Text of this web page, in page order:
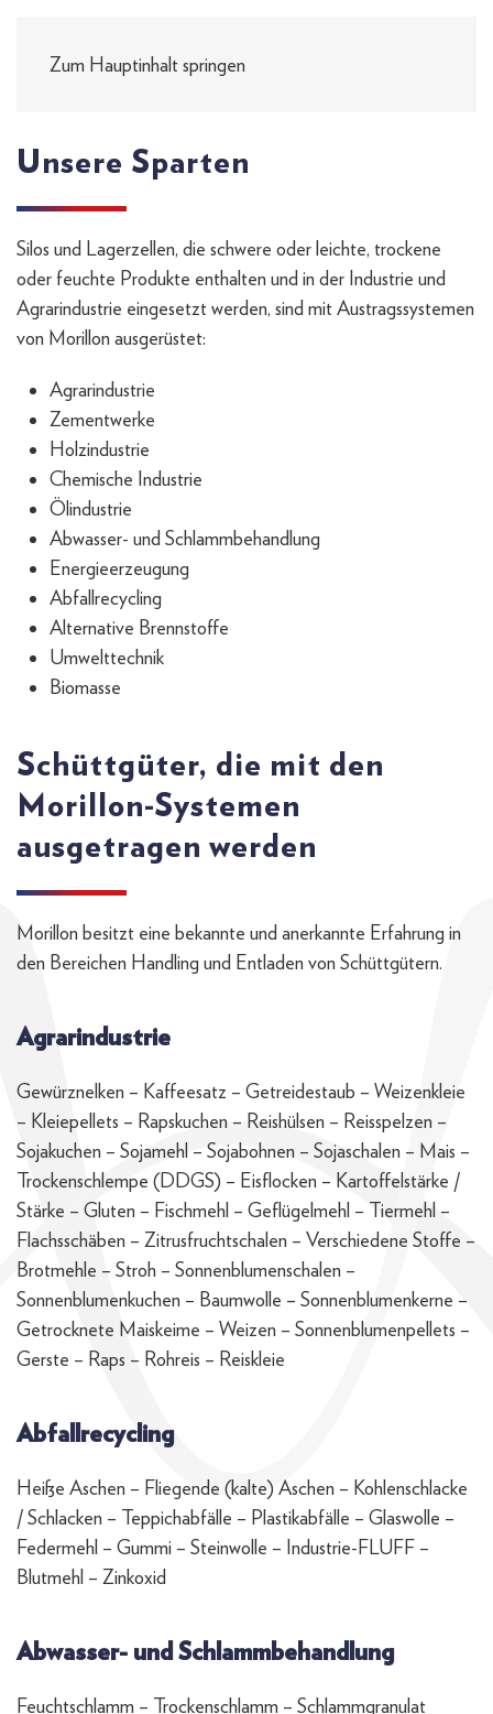
Zum Hauptinhalt springen
Unsere Sparten
Silos und Lagerzellen, die schwere oder leichte, trockene
oder feuchte Produkte enthalten und in der Industrie und
Agrarindustrie eingesetzt werden, sind mit Austragssystemen
von Morillon ausgerüstet:
Agrarindustrie
Zementwerke
Holzindustrie
Chemische Industrie
Ölindustrie
Abwasser- und Schlammbehandlung
Energieerzeugung
Abfallrecycling
Alternative Brennstoffe
Umwelttechnik
Biomasse
Schüttgüter, die mit den
Morillon-Systemen
ausgetragen werden
Morillon besitzt eine bekannte und anerkannte Erfahrung in
den Bereichen Handling und Entladen von Schüttgütern.
Agrarindustrie
Gewürznelken – Kaffeesatz – Getreidestaub – Weizenkleie
– Kleiepellets – Rapskuchen – Reishülsen – Reisspelzen –
Sojakuchen – Sojamehl – Sojabohnen – Sojaschalen – Mais –
Trockenschlempe (DDGS) – Eisflocken – Kartoffelstärke /
Stärke – Gluten – Fischmehl – Geflügelmehl – Tiermehl –
Flachsschäben – Zitrusfruchtschalen – Verschiedene Stoffe –
Brotmehle – Stroh – Sonnenblumenschalen –
Sonnenblumenkuchen – Baumwolle – Sonnenblumenkerne –
Getrocknete Maiskeime – Weizen – Sonnenblumenpellets –
Gerste – Raps – Rohreis – Reiskleie
Abfallrecycling
Heiße Aschen – Fliegende (kalte) Aschen – Kohlenschlacke
/ Schlacken – Teppichabfälle – Plastikabfälle – Glaswolle –
Federmehl – Gummi – Steinwolle – Industrie-FLUFF –
Blutmehl – Zinkoxid
Abwasser- und Schlammbehandlung
Feuchtschlamm – Trockenschlamm – Schlammgranulat